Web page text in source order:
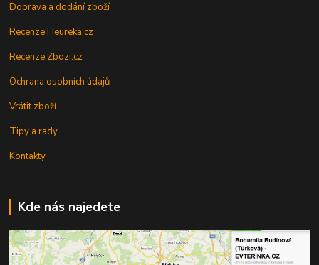
Doprava a dodání zboží
Recenze Heureka.cz
Recenze Zbozi.cz
Ochrana osobních údajů
Vrátit zboží
Tipy a rady
Kontakty
Kde nás najedete